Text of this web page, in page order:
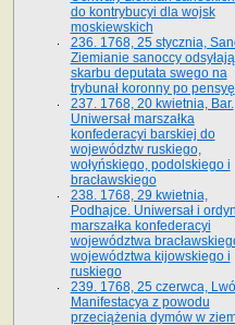
do kontrybucyi dla wojsk
moskiewskich
236. 1768, 25 stycznia,
Ziemianie sanoccy
skarbu deputata swego na
trybunał koronny po pensyę
237. 1768, 20 kwietnia, Bar.
Uniwersał marszałka
konfederacyi barskiej do
województw ruskiego,
wołyńskiego, podolskiego i
bracławskiego
238. 1768, 29 kwietnia,
Podhajce. Uniwersał i
marszałka konfederacyi
województwa
wo­jewództwa kijowskiego i
ruskiego
239. 1768, 25 czerwca,
Manifestacya z powodu
przeciążenia dymów w